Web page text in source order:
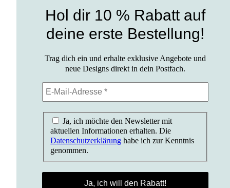
Hol dir 10 % Rabatt auf
deine erste Bestellung!
Trag dich ein und erhalte exklusive Angebote und
neue Designs direkt in dein Postfach.
Ja, ich möchte den Newsletter mit
aktuellen Informationen erhalten. Die
Datenschutzerklärung habe ich zur Kenntnis
genommen.